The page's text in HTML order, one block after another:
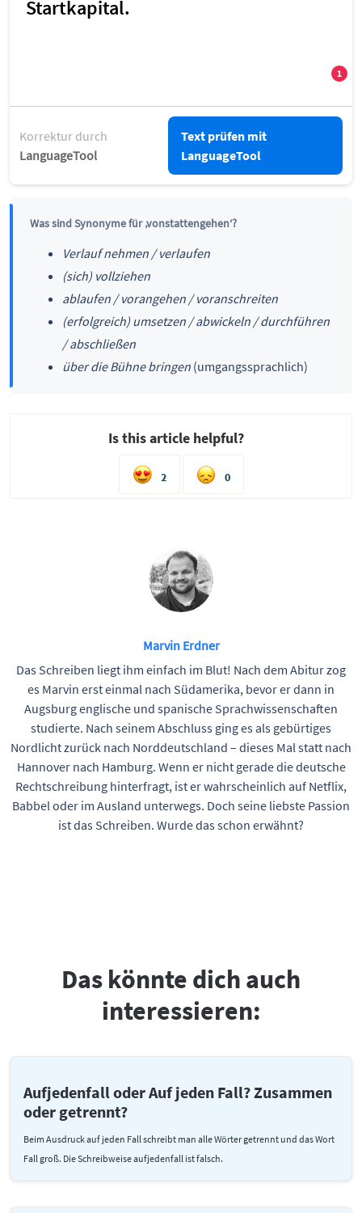
Korrektur durch
LanguageTool
Text prüfen mit
LanguageTool
Was sind Synonyme für ‚vonstattengehen‘?
Verlauf nehmen / verlaufen
(sich) vollziehen
ablaufen / vorangehen / voranschreiten
(erfolgreich) umsetzen / abwickeln / durchführen
/ abschließen
über die Bühne bringen(umgangssprachlich)
Is this article helpful?
2 0
Marvin Erdner
Das Schreiben liegt ihm einfach im Blut! Nach dem Abitur zog
es Marvin erst einmal nach Südamerika, bevor er dann in
Augsburg englische und spanische Sprachwissenschaften
studierte. Nach seinem Abschluss ging es als gebürtiges
Nordlicht zurück nach Norddeutschland – dieses Mal statt nach
Hannover nach Hamburg. Wenn er nicht gerade die deutsche
Rechtschreibung hinterfragt, ist er wahrscheinlich auf Netflix,
Babbel oder im Ausland unterwegs. Doch seine liebste Passion
ist das Schreiben. Wurde das schon erwähnt?
Das könnte dich auch
interessieren:
Aufjedenfall oder Auf jeden Fall? Zusammen
oder getrennt?
Beim Ausdruck auf jeden Fall schreibt man alle Wörter getrennt und das Wort
Fall groß. Die Schreibweise aufjedenfall ist falsch.